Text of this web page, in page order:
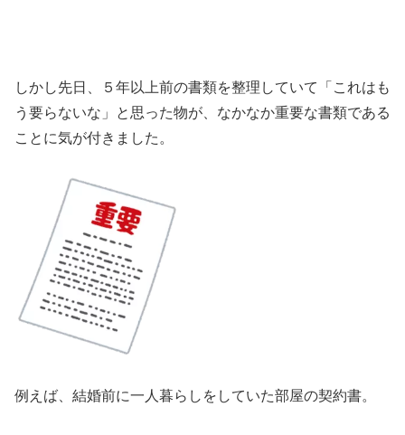
しかし先日、５年以上前の書類を整理していて「これはも
う要らないな」と思った物が、なかなか重要な書類である
ことに気が付きました。
例えば、結婚前に一人暮らしをしていた部屋の契約書。